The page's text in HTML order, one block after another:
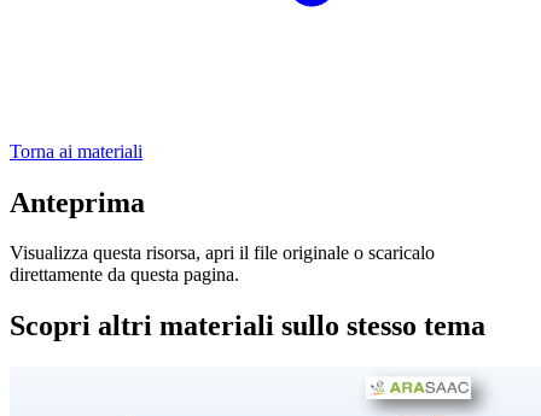
Torna ai materiali
Anteprima
Visualizza questa risorsa, apri il file originale o scaricalo
direttamente da questa pagina.
Scopri altri materiali sullo stesso tema